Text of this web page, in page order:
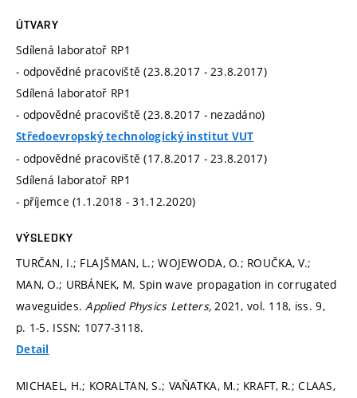
ÚTVARY
Sdílená laboratoř RP1
- odpovědné pracoviště (23.8.2017 - 23.8.2017)
Sdílená laboratoř RP1
- odpovědné pracoviště (23.8.2017 - nezadáno)
Středoevropský technologický institut VUT
- odpovědné pracoviště (17.8.2017 - 23.8.2017)
Sdílená laboratoř RP1
- příjemce (1.1.2018 - 31.12.2020)
VÝSLEDKY
TURČAN, I.; FLAJŠMAN, L.; WOJEWODA, O.; ROUČKA, V.;
MAN, O.; URBÁNEK, M. Spin wave propagation in corrugated
waveguides.Applied Physics Letters,2021, vol. 118, iss. 9,
p. 1-5. ISSN: 1077-3118.
Detail
MICHAEL, H.; KORALTAN, S.; VAŇATKA, M.; KRAFT, R.; CLAAS,